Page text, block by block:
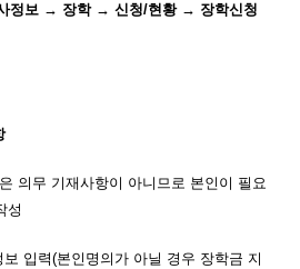
정보 → 장학 → 신청/현황 → 장학신청
의무 기재사항이 아니므로 본인이 필요
성
입력(본인명의가 아닐 경우 장학금 지